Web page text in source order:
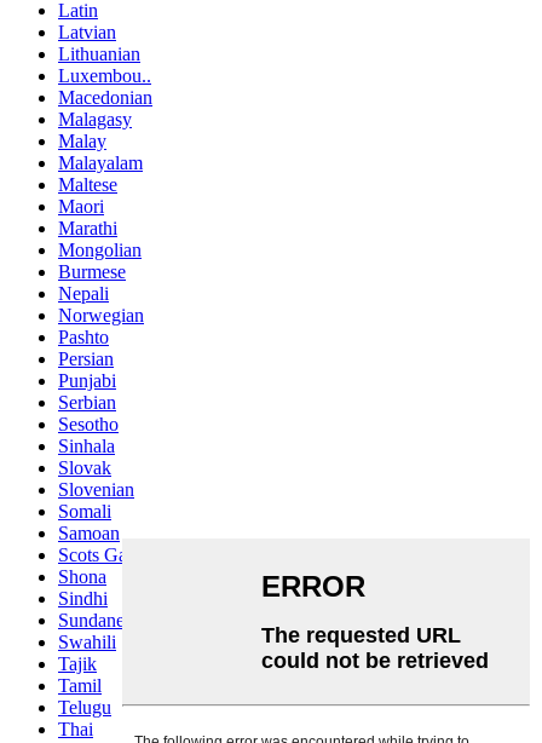
Latin
Latvian
Lithuanian
Luxembou..
Macedonian
Malagasy
Malay
Malayalam
Maltese
Maori
Marathi
Mongolian
Burmese
Nepali
Norwegian
Pashto
Persian
Punjabi
Serbian
Sesotho
Sinhala
Slovak
Slovenian
Somali
Samoan
Scots Gaelic
Shona
Sindhi
Sundanese
Swahili
Tajik
Tamil
Telugu
Thai